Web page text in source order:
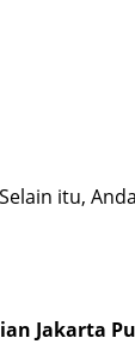
itu,
Jakarta